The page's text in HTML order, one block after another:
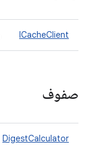
ICacheClient
صفوف
DigestCalculator